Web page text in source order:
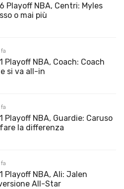
Playoff NBA, Centri: Myles
o mai più
Playoff NBA, Coach: Coach
si va all-in
Playoff NBA, Guardie: Caruso
la differenza
Playoff NBA, Ali: Jalen
All-Star